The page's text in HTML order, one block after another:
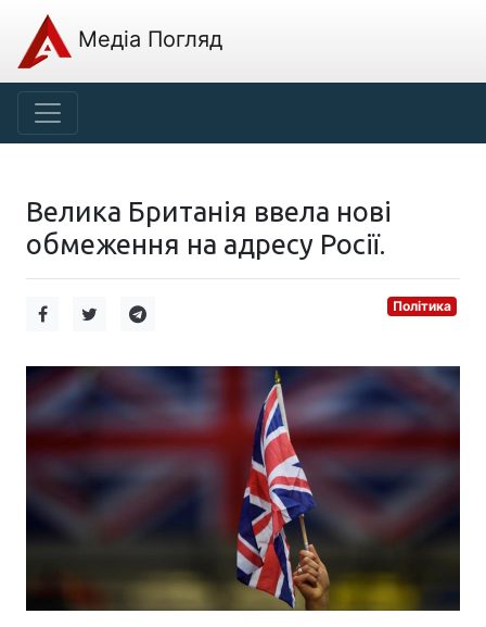
Медіа Погляд
Велика Британія ввела нові
обмеження на адресу Росії.
Політика